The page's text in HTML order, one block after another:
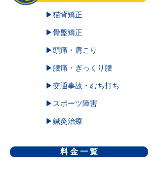
▶猫背矯正
▶骨盤矯正
▶頭痛・肩こり
▶腰痛・ぎっくり腰
▶交通事故・むち打ち
▶スポーツ障害
▶鍼灸治療
料 金 一 覧